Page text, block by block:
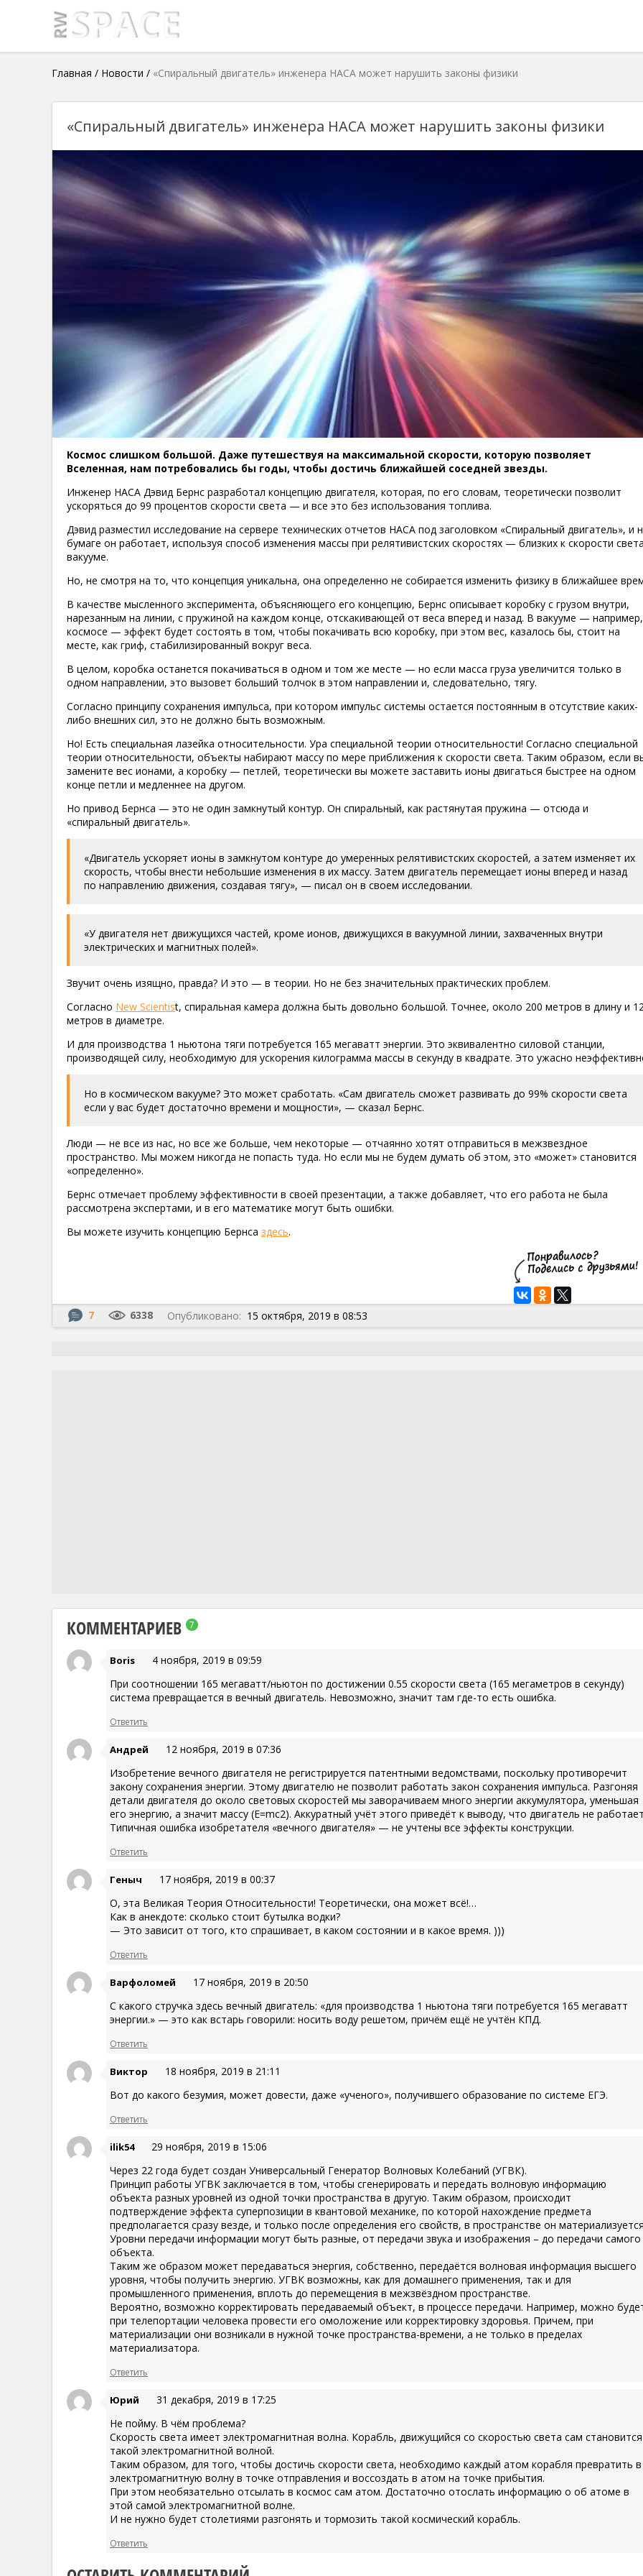
Главная / Новости / «Спиральный двигатель» инженера НАСА может нарушить законы физики
«Спиральный двигатель» инженера НАСА может нарушить законы физики
Скорость
Космос слишком большой. Даже путешествуя на максимальной скорости, которую позволяет
Вселенная, нам потребовались бы годы, чтобы достичь ближайшей соседней звезды.
Инженер НАСА Дэвид Бернс разработал концепцию двигателя, которая, по его словам, теоретически позволит
ускоряться до 99 процентов скорости света — и все это без использования топлива.
Дэвид разместил исследование на сервере технических отчетов НАСА под заголовком «Спиральный двигатель», и
бумаге он работает, используя способ изменения массы при релятивистских скоростях — близких к скорости
вакууме.
Но, не смотря на то, что концепция уникальна, она определенно не собирается изменить физику в ближайшее
В качестве мысленного эксперимента, объясняющего его концепцию, Бернс описывает коробку с грузом внутри,
нарезанным на линии, с пружиной на каждом конце, отскакивающей от веса вперед и назад. В вакууме —
космосе — эффект будет состоять в том, чтобы покачивать всю коробку, при этом вес, казалось бы, стоит на
месте, как гриф, стабилизированный вокруг веса.
В целом, коробка останется покачиваться в одном и том же месте — но если масса груза увеличится только в
одном направлении, это вызовет больший толчок в этом направлении и, следовательно, тягу.
Согласно принципу сохранения импульса, при котором импульс системы остается постоянным в отсутствие каких-
либо внешних сил, это не должно быть возможным.
Но! Есть специальная лазейка относительности. Ура специальной теории относительности! Согласно специальной
теории относительности, объекты набирают массу по мере приближения к скорости света. Таким образом, если
замените вес ионами, а коробку — петлей, теоретически вы можете заставить ионы двигаться быстрее на одном
конце петли и медленнее на другом.
Но привод Бернса — это не один замкнутый контур. Он спиральный, как растянутая пружина — отсюда и
«спиральный двигатель».
«Двигатель ускоряет ионы в замкнутом контуре до умеренных релятивистских скоростей, а затем изменяет их
скорость, чтобы внести небольшие изменения в их массу. Затем двигатель перемещает ионы вперед и назад
по направлению движения, создавая тягу», — писал он в своем исследовании.
«У двигателя нет движущихся частей, кроме ионов, движущихся в вакуумной линии, захваченных внутри
электрических и магнитных полей».
Звучит очень изящно, правда? И это — в теории. Но не без значительных практических проблем.
Согласно New Scientist, спиральная камера должна быть довольно большой. Точнее, около 200 метров в длину и
метров в диаметре.
И для производства 1 ньютона тяги потребуется 165 мегаватт энергии. Это эквивалентно силовой станции,
производящей силу, необходимую для ускорения килограмма массы в секунду в квадрате. Это ужасно
Но в космическом вакууме? Это может сработать. «Сам двигатель сможет развивать до 99% скорости света
если у вас будет достаточно времени и мощности», — сказал Бернс.
Люди — не все из нас, но все же больше, чем некоторые — отчаянно хотят отправиться в межзвездное
пространство. Мы можем никогда не попасть туда. Но если мы не будем думать об этом, это «может» становится
«определенно».
Бернс отмечает проблему эффективности в своей презентации, а также добавляет, что его работа не была
рассмотрена экспертами, и в его математике могут быть ошибки.
Вы можете изучить концепцию Бернса здесь.
7 6338 Опубликовано: 15 октября, 2019 в 08:53
КОММЕНТАРИЕВ 7
Boris
4 ноября, 2019 в 09:59
При соотношении 165 мегаватт/ньютон по достижении 0.55 скорости света (165 мегаметров в секунду)
система превращается в вечный двигатель. Невозможно, значит там где-то есть ошибка.
Ответить
Андрей
12 ноября, 2019 в 07:36
Изобретение вечного двигателя не регистрируется патентными ведомствами, поскольку противоречит
закону сохранения энергии. Этому двигателю не позволит работать закон сохранения импульса. Разгоняя
детали двигателя до около световых скоростей мы заворачиваем много энергии аккумулятора, уменьшая
его энергию, а значит массу (E=mc2). Аккуратный учёт этого приведёт к выводу, что двигатель не
Типичная ошибка изобретателя «вечного двигателя» — не учтены все эффекты конструкции.
Ответить
Геныч
17 ноября, 2019 в 00:37
О, эта Великая Теория Относительности! Теоретически, она может всё!…
Как в анекдоте: сколько стоит бутылка водки?
— Это зависит от того, кто спрашивает, в каком состоянии и в какое время. )))
Ответить
Варфоломей
17 ноября, 2019 в 20:50
С какого стручка здесь вечный двигатель: «для производства 1 ньютона тяги потребуется 165 мегаватт
энергии.» — это как встарь говорили: носить воду решетом, причём ещё не учтён КПД.
Ответить
Виктор
18 ноября, 2019 в 21:11
Вот до какого безумия, может довести, даже «ученого», получившего образование по системе ЕГЭ.
Ответить
ilik54
29 ноября, 2019 в 15:06
Через 22 года будет создан Универсальный Генератор Волновых Колебаний (УГВК).
Принцип работы УГВК заключается в том, чтобы сгенерировать и передать волновую информацию
объекта разных уровней из одной точки пространства в другую. Таким образом, происходит
подтверждение эффекта суперпозиции в квантовой механике, по которой нахождение предмета
предполагается сразу везде, и только после определения его свойств, в пространстве он
Уровни передачи информации могут быть разные, от передачи звука и изображения – до передачи самого
объекта.
Таким же образом может передаваться энергия, собственно, передаётся волновая информация высшего
уровня, чтобы получить энергию. УГВК возможны, как для домашнего применения, так и для
промышленного применения, вплоть до перемещения в межзвёздном пространстве.
Вероятно, возможно корректировать передаваемый объект, в процессе передачи. Например, можно
при телепортации человека провести его омоложение или корректировку здоровья. Причем, при
материализации они возникали в нужной точке пространства-времени, а не только в пределах
материализатора.
Ответить
Юрий
31 декабря, 2019 в 17:25
Не пойму. В чём проблема?
Скорость света имеет электромагнитная волна. Корабль, движущийся со скоростью света сам становится
такой электромагнитной волной.
Таким образом, для того, чтобы достичь скорости света, необходимо каждый атом корабля превратить в
электромагнитную волну в точке отправления и воссоздать в атом на точке прибытия.
При этом необязательно отсылать в космос сам атом. Достаточно отослать информацию о об атоме в
этой самой электромагнитной волне.
И не нужно будет столетиями разгонять и тормозить такой космический корабль.
Ответить